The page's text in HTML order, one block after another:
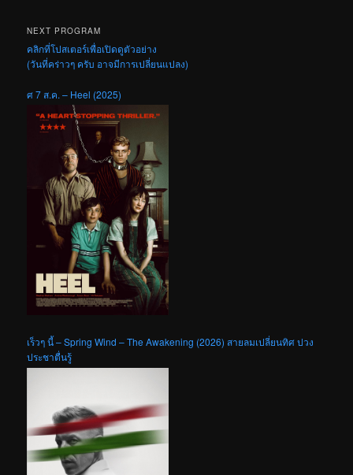
NEXT PROGRAM
คลิกที่โปสเตอร์เพื่อเปิดดูตัวอย่าง
(วันที่คร่าวๆ ครับ อาจมีการเปลี่ยนแปลง)
ศ 7 ส.ค. – Heel (2025)
เร็วๆ นี้ – Spring Wind – The Awakening (2026) สายลมเปลี่ยนทิศ ปวง
ประชาตื่นรู้